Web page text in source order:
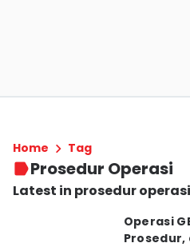
Home Tag
Prosedur Operasi
Latest in prosedur operasi
Operasi
Prosedur,